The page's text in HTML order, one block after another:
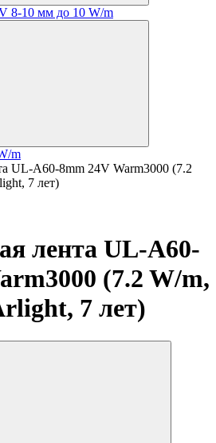
8-10 мм до 10 W/m
m
UL-A60-8mm 24V Warm3000 (7.2
7 лет)
лента UL-A60-
(7.2 W/m,
7 лет)